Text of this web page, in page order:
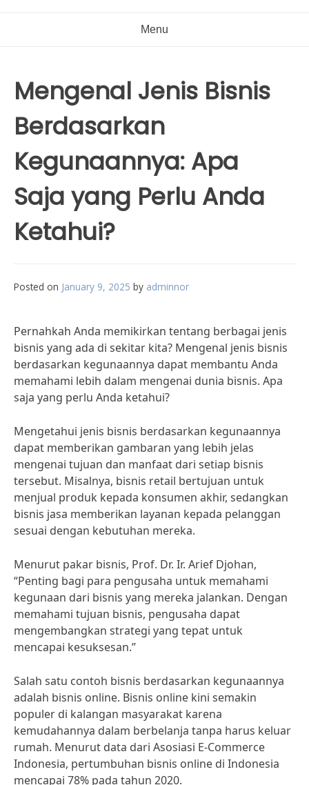
Menu
Mengenal Jenis Bisnis
Berdasarkan
Kegunaannya: Apa
Saja yang Perlu Anda
Ketahui?
Posted on January 9, 2025 by adminnor
Pernahkah Anda memikirkan tentang berbagai jenis
bisnis yang ada di sekitar kita? Mengenal jenis bisnis
berdasarkan kegunaannya dapat membantu Anda
memahami lebih dalam mengenai dunia bisnis. Apa
saja yang perlu Anda ketahui?
Mengetahui jenis bisnis berdasarkan kegunaannya
dapat memberikan gambaran yang lebih jelas
mengenai tujuan dan manfaat dari setiap bisnis
tersebut. Misalnya, bisnis retail bertujuan untuk
menjual produk kepada konsumen akhir, sedangkan
bisnis jasa memberikan layanan kepada pelanggan
sesuai dengan kebutuhan mereka.
Menurut pakar bisnis, Prof. Dr. Ir. Arief Djohan,
“Penting bagi para pengusaha untuk memahami
kegunaan dari bisnis yang mereka jalankan. Dengan
memahami tujuan bisnis, pengusaha dapat
mengembangkan strategi yang tepat untuk
mencapai kesuksesan.”
Salah satu contoh bisnis berdasarkan kegunaannya
adalah bisnis online. Bisnis online kini semakin
populer di kalangan masyarakat karena
kemudahannya dalam berbelanja tanpa harus keluar
rumah. Menurut data dari Asosiasi E-Commerce
Indonesia, pertumbuhan bisnis online di Indonesia
mencapai 78% pada tahun 2020.